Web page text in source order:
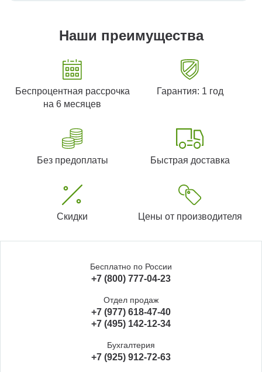
Наши преимущества
Беспроцентная рассрочка
на 6 месяцев
Гарантия: 1 год
Без предоплаты Быстрая доставка
Скидки Цены от производителя
Бесплатно по России
+7 (800) 777-04-23
Отдел продаж
+7 (977) 618-47-40
+7 (495) 142-12-34
Бухгалтерия
+7 (925) 912-72-63